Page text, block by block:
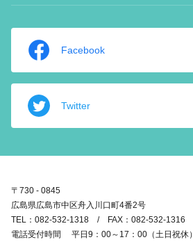
Facebook
Twitter
〒730 - 0845
広島県広島市中区舟入川口町4番2号
TEL：082-532-1318 / FAX：082-532-1316
電話受付時間 平日9：00～17：00（土日祝休）